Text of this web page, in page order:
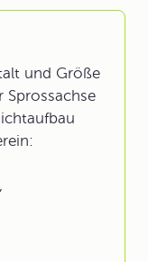
und Größe
Sprossachse